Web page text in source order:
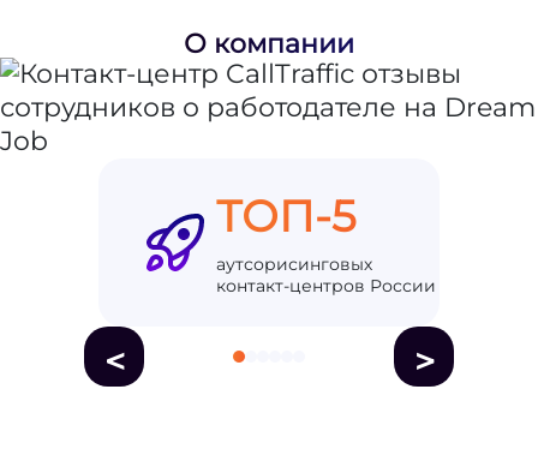
О компании
ТОП-5
аутсорисинговых
контакт-центров России
< >